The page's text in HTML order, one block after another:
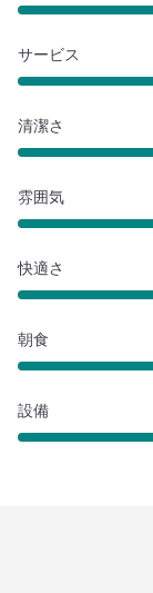
サービス
清潔さ
雰囲気
快適さ
朝食
設備